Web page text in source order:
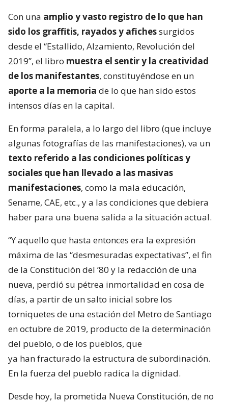
Con una amplio y vasto registro de lo que han
sido los graffitis, rayados y afichessurgidos
desde el “Estallido, Alzamiento, Revolución del
2019”, el libro muestra el sentir y la creatividad
de los manifestantes, constituyéndose en un
aporte a la memoria de lo que han sido estos
intensos días en la capital.
En forma paralela, a lo largo del libro (que incluye
algunas fotografías de las manifestaciones), va un
texto referido a las condiciones políticas y
sociales que han llevado a las masivas
manifestaciones, como la mala educación,
Sename, CAE, etc., y a las condiciones que debiera
haber para una buena salida a la situación actual.
“Y aquello que hasta entonces era la expresión
máxima de las “desmesuradas expectativas”, el fin
de la Constitución del ’80 y la redacción de una
nueva, perdió su pétrea inmortalidad en cosa de
días, a partir de un salto inicial sobre los
torniquetes de una estación del Metro de Santiago
en octubre de 2019, producto de la determinación
del pueblo, o de los pueblos, que
ya han fracturado la estructura de subordinación.
En la fuerza del pueblo radica la dignidad.
Desde hoy, la prometida Nueva Constitución, de no